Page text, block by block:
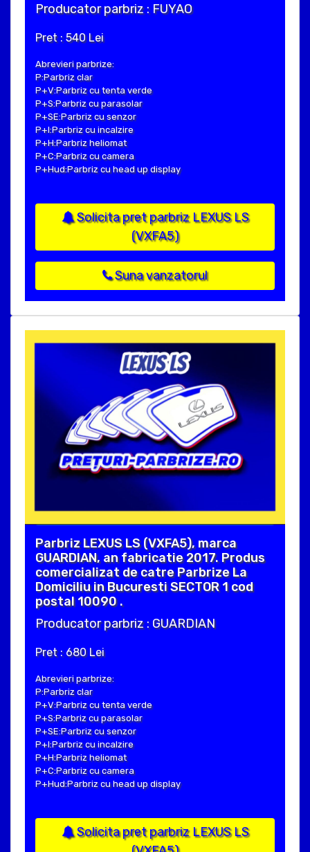
Producator parbriz : FUYAO
Pret : 540 Lei
Abrevieri parbrize:
P:Parbriz clar
P+V:Parbriz cu tenta verde
P+S:Parbriz cu parasolar
P+SE:Parbriz cu senzor
P+I:Parbriz cu incalzire
P+H:Parbriz heliomat
P+C:Parbriz cu camera
P+Hud:Parbriz cu head up display
Solicita pret parbriz LEXUS LS
(VXFA5)
Suna vanzatorul
Parbriz LEXUS LS (VXFA5), marca
GUARDIAN, an fabricatie 2017. Produs
comercializat de catre Parbrize La
Domiciliu in Bucuresti SECTOR 1 cod
postal 10090 .
Producator parbriz : GUARDIAN
Pret : 680 Lei
Abrevieri parbrize:
P:Parbriz clar
P+V:Parbriz cu tenta verde
P+S:Parbriz cu parasolar
P+SE:Parbriz cu senzor
P+I:Parbriz cu incalzire
P+H:Parbriz heliomat
P+C:Parbriz cu camera
P+Hud:Parbriz cu head up display
Solicita pret parbriz LEXUS LS